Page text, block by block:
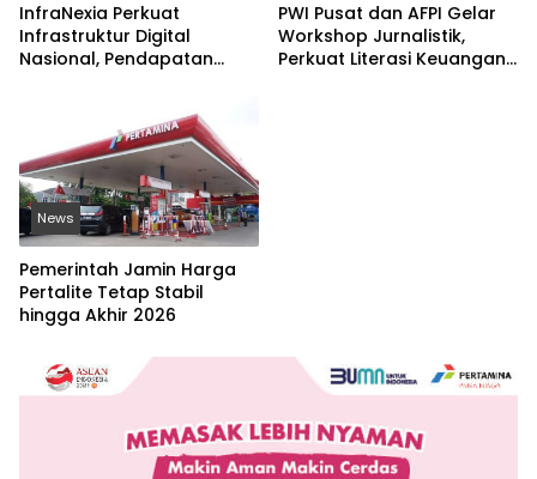
InfraNexia Perkuat
Infrastruktur Digital
Nasional, Pendapatan
PWI Pusat dan AFPI Gelar
Workshop Jurnalistik,
Perkuat Literasi Keuangan
News
Pemerintah Jamin Harga
Pertalite Tetap Stabil
hingga Akhir 2026